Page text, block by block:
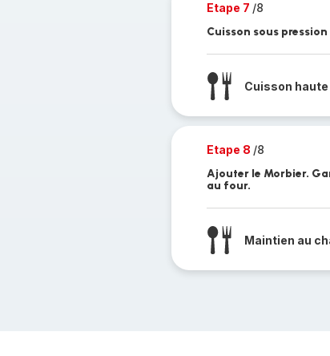
Etape 7 /8
Cuisson sous pression
Cuisson
Etape 8 /8
Ajouter le Morbier.
au four.
Maintien au